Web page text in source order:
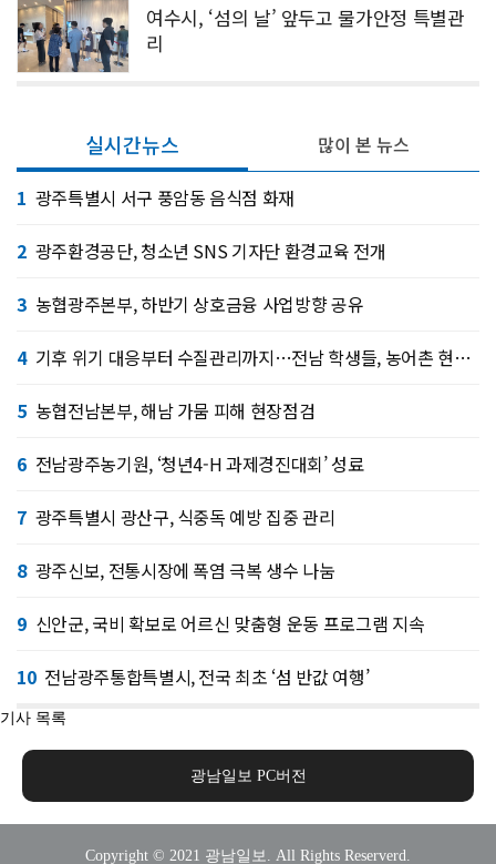
여수시, ‘섬의 날’ 앞두고 물가안정 특별관
리
실시간뉴스
1 광주특별시 서구 풍암동 음식점 화재
2 광주환경공단, 청소년 SNS 기자단 환경교육 전개
3 농협광주본부, 하반기 상호금융 사업방향 공유
4 기후 위기 대응부터 수질관리까지…전남 학생들, 농어촌 현장서 배운다
5 농협전남본부, 해남 가뭄 피해 현장점검
6 전남광주농기원, ‘청년4-H 과제경진대회’ 성료
7 광주특별시 광산구, 식중독 예방 집중 관리
8 광주신보, 전통시장에 폭염 극복 생수 나눔
9 신안군, 국비 확보로 어르신 맞춤형 운동 프로그램 지속
10 전남광주통합특별시, 전국 최초 ‘섬 반값 여행’
많이 본 뉴스
기사 목록
광남일보 PC버전
Copyright © 2021 광남일보. All Rights Reserverd.